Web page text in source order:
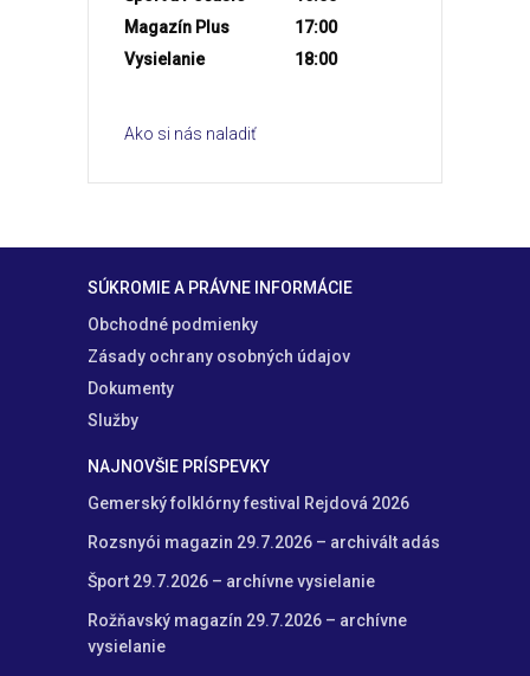
Magazín Plus
17:00
Vysielanie
18:00
Ako si nás naladiť
SÚKROMIE A PRÁVNE INFORMÁCIE
Obchodné podmienky
Zásady ochrany osobných údajov
Dokumenty
Služby
NAJNOVŠIE PRÍSPEVKY
Gemerský folklórny festival Rejdová 2026
Rozsnyói magazin 29.7.2026 – archivált adás
Šport 29.7.2026 – archívne vysielanie
Rožňavský magazín 29.7.2026 – archívne
vysielanie